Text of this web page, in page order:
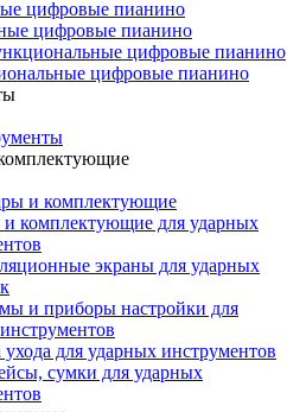
цифровые пианино
цифровые пианино
цифровые пианино
цифровые пианино
и комплектующие
и комплектующие для ударных
экраны для ударных
и приборы настройки для
ухода для ударных инструментов
сумки для ударных